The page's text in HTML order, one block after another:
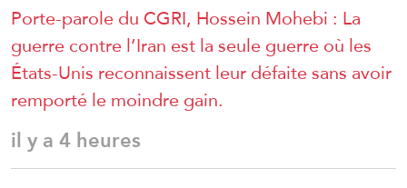
Porte-parole du CGRI, Hossein Mohebi : La
guerre contre l’Iran est la seule guerre où les
États-Unis reconnaissent leur défaite sans avoir
remporté le moindre gain.
il y a 4 heures